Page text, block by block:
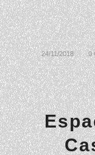
24/11/2018
/ 0